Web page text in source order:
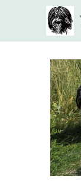
naar
hoofdinhoud